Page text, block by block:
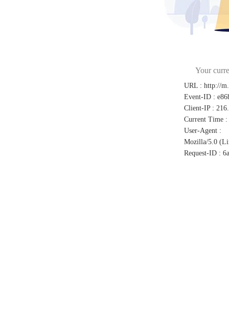
Your
URL : http://
Event-ID :
Client-IP :
Current Time :
User-Agent :
Mozilla/5.0
Request-ID :